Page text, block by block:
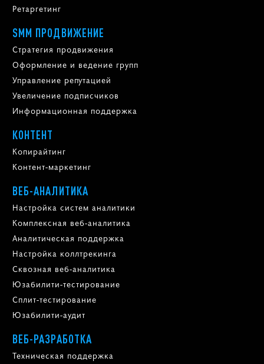
Ретаргетинг
SMM ПРОДВИЖЕНИЕ
Стратегия продвижения
Оформление и ведение групп
Управление репутацией
Увеличение подписчиков
Информационная поддержка
КОНТЕНТ
Копирайтинг
Контент-маркетинг
ВЕБ-АНАЛИТИКА
Настройка систем аналитики
Комплексная веб-аналитика
Аналитическая поддержка
Настройка коллтрекинга
Сквозная веб-аналитика
Юзабилити-тестирование
Сплит-тестирование
Юзабилити-аудит
ВЕБ-РАЗРАБОТКА
Техническая поддержка